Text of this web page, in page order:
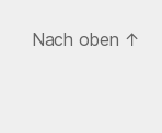
Nach oben ↑